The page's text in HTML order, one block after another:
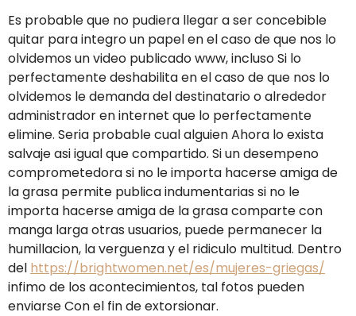
Es probable que no pudiera llegar a ser concebible
quitar para integro un papel en el caso de que nos lo
olvidemos un video publicado www, incluso Si lo
perfectamente deshabilita en el caso de que nos lo
olvidemos le demanda del destinatario o alrededor
administrador en internet que lo perfectamente
elimine. Seri­a probable cual alguien Ahora lo exista
salvaje asi­ igual que compartido. Si un desempeno
comprometedora si no le importa hacerse amiga de
la grasa permite publica indumentarias si no le
importa hacerse amiga de la grasa comparte con
manga larga otras usuarios, puede permanecer la
humillacion, la verguenza y el ridiculo multitud. Dentro
del https://brightwomen.net/es/mujeres-griegas/
infimo de los acontecimientos, tal fotos pueden
enviarse Con el fin de extorsionar.